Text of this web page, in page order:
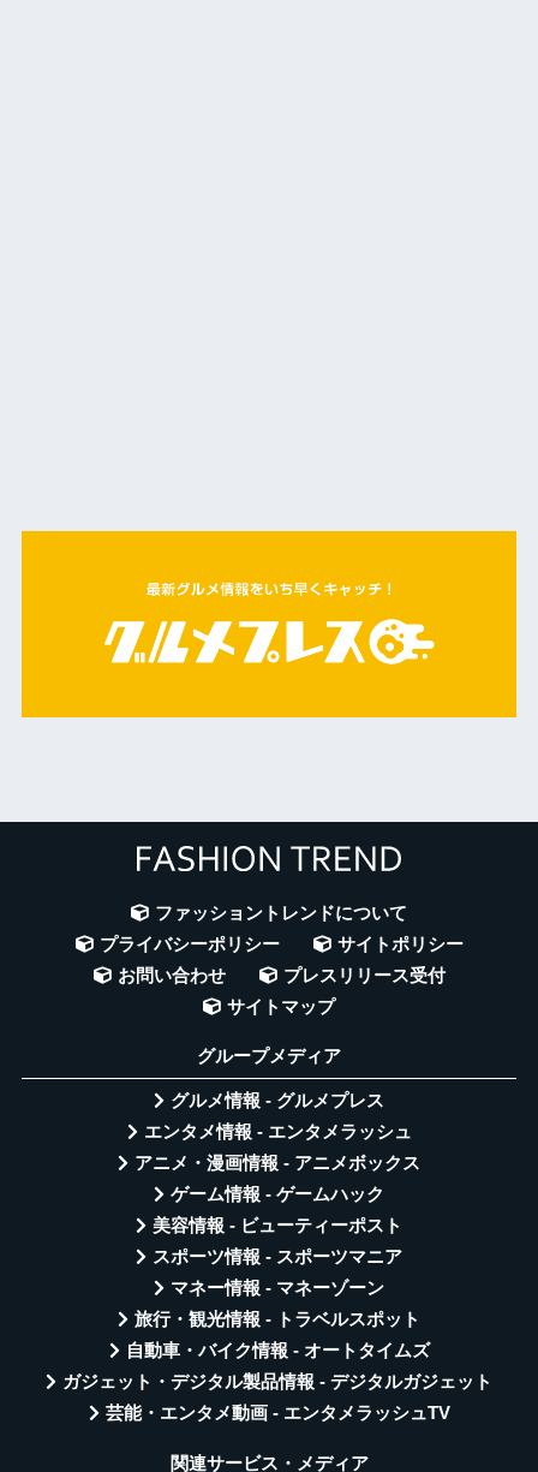
ファッショントレンドについて
プライバシーポリシー
サイトポリシー
お問い合わせ
プレスリリース受付
サイトマップ
グループメディア
グルメ情報 - グルメプレス
エンタメ情報 - エンタメラッシュ
アニメ・漫画情報 - アニメボックス
ゲーム情報 - ゲームハック
美容情報 - ビューティーポスト
スポーツ情報 - スポーツマニア
マネー情報 - マネーゾーン
旅行・観光情報 - トラベルスポット
自動車・バイク情報 - オートタイムズ
ガジェット・デジタル製品情報 - デジタルガジェット
芸能・エンタメ動画 - エンタメラッシュTV
関連サービス・メディア